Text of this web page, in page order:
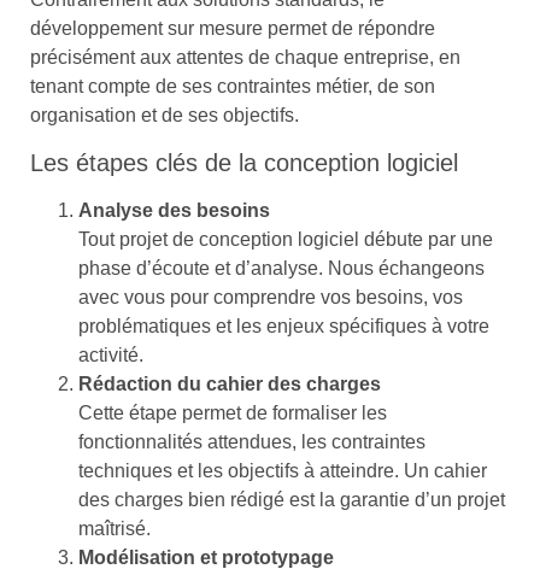
développement sur mesure permet de répondre
précisément aux attentes de chaque entreprise, en
tenant compte de ses contraintes métier, de son
organisation et de ses objectifs.
Les étapes clés de la conception logiciel
Analyse des besoins
Tout projet de conception logiciel débute par une
phase d’écoute et d’analyse. Nous échangeons
avec vous pour comprendre vos besoins, vos
problématiques et les enjeux spécifiques à votre
activité.
Rédaction du cahier des charges
Cette étape permet de formaliser les
fonctionnalités attendues, les contraintes
techniques et les objectifs à atteindre. Un cahier
des charges bien rédigé est la garantie d’un projet
maîtrisé.
Modélisation et prototypage